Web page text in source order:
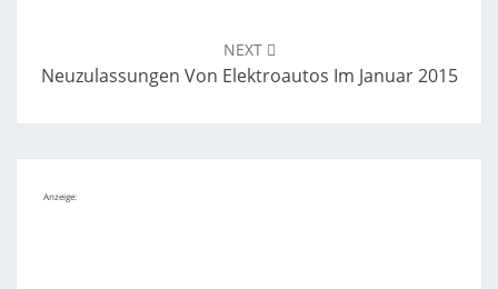
NEXT
Neuzulassungen Von Elektroautos Im Januar 2015
Anzeige: